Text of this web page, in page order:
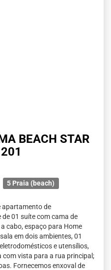
BEACH STAR
5 Praia (beach)
apartamento de
01 suíte com cama de
cabo, espaço para Home
em dois ambientes, 01
e utensílios,
vista para a rua principal;
Fornecemos enxoval de